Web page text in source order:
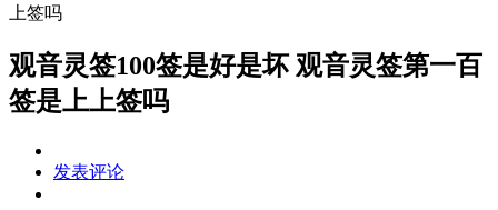
上签吗
观音灵签100签是好是坏 观音灵签第一百
签是上上签吗
发表评论